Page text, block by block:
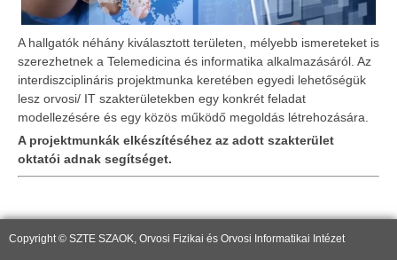
A hallgatók néhány kiválasztott területen, mélyebb ismereteket is
szerezhetnek a Telemedicina és informatika alkalmazásáról. Az
interdiszciplináris projektmunka keretében egyedi lehetőségük
lesz orvosi/ IT szakterületekben egy konkrét feladat
modellezésére és egy közös működő megoldás létrehozására.
A projektmunkák elkészítéséhez az adott szakterület
oktatói adnak segítséget.
Copyright © SZTE SZAOK, Orvosi Fizikai és Orvosi Informatikai Intézet